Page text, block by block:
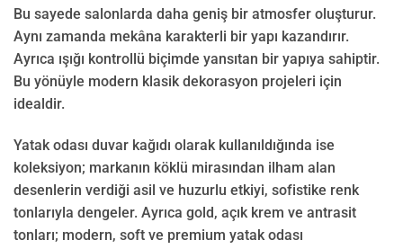
Bu sayede salonlarda daha geniş bir atmosfer oluşturur.
Aynı zamanda mekâna karakterli bir yapı kazandırır.
Ayrıca ışığı kontrollü biçimde yansıtan bir yapıya sahiptir.
Bu yönüyle modern klasik dekorasyon projeleri için
idealdir.
Yatak odası duvar kağıdı olarak kullanıldığında ise
koleksiyon; markanın köklü mirasından ilham alan
desenlerin verdiği asil ve huzurlu etkiyi, sofistike renk
tonlarıyla dengeler. Ayrıca gold, açık krem ve antrasit
tonları; modern, soft ve premium yatak odası